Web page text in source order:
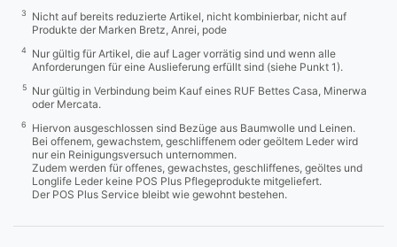
3
Nicht auf bereits reduzierte Artikel, nicht kombinierbar, nicht auf
Produkte der Marken Bretz, Anrei, pode
4
Nur gültig für Artikel, die auf Lager vorrätig sind und wenn alle
Anforderungen für eine Auslieferung erfüllt sind (siehe Punkt 1).
5
Nur gültig in Verbindung beim Kauf eines RUF Bettes Casa, Minerwa
oder Mercata.
6
Hiervon ausgeschlossen sind Bezüge aus Baumwolle und Leinen.
Bei offenem, gewachstem, geschliffenem oder geöltem Leder wird
nur ein Reinigungsversuch unternommen.
Zudem werden für offenes, gewachstes, geschliffenes, geöltes und
Longlife Leder keine POS Plus Pflegeprodukte mitgeliefert.
Der POS Plus Service bleibt wie gewohnt bestehen.